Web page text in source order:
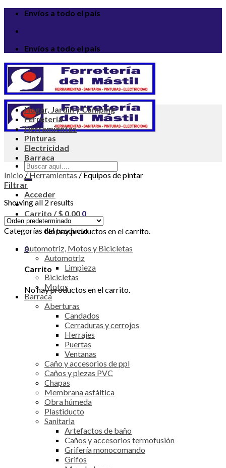
Saltar
contenido
Envíos a todo el país
Envíos a todo el país
Buscar
por:
Acceder
Carrito /$ 0,00 0
No hay productos en el carrito.
0
Carrito
No hay productos en el carrito.
Hogar, Jardin y Camping
Ferreteria
Herramientas
Pinturas
Electricidad
Barraca
Inicio /Herramientas/Equipos de pintar
Filtrar
Showing all 2 results
Categorías del producto
Automotriz, Motos y Bicicletas
Automotriz
Limpieza
Bicicletas
Motos
Barraca
Aberturas
Candados
Cerraduras y cerrojos
Herrajes
Puertas
Ventanas
Caño y accesorios de ppl
Caños y piezas PVC
Chapas
Membrana asfáltica
Obra húmeda
Plastiducto
Sanitaria
Artefactos de baño
Caños y accesorios termofusión
Grifería monocomando
Grifos